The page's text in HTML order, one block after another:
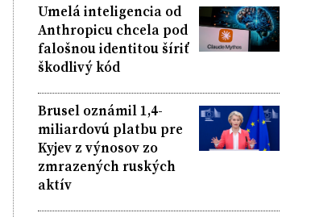
Umelá inteligencia od
Anthropicu chcela pod
falošnou identitou šíriť
škodlivý kód
Brusel oznámil 1,4-
miliardovú platbu pre
Kyjev z výnosov zo
zmrazených ruských
aktív